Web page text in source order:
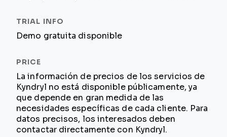
Demo gratuita disponible
La información de precios de los servicios de
Kyndryl no está disponible públicamente, ya
que depende en gran medida de las
necesidades específicas de cada cliente. Para
datos precisos, los interesados deben
contactar directamente con Kyndryl.